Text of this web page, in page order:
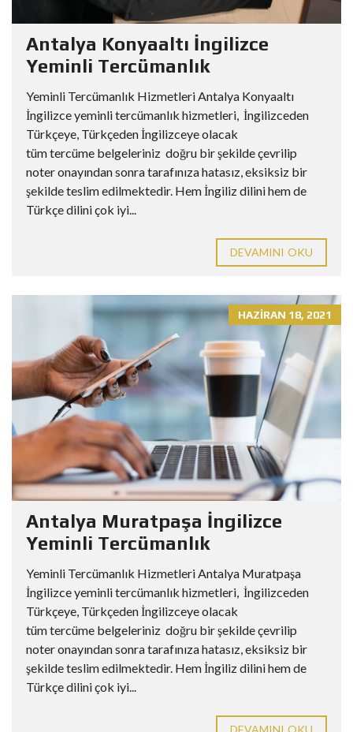
Antalya Konyaaltı İngilizce
Yeminli Tercümanlık
Yeminli Tercümanlık Hizmetleri Antalya Konyaaltı
İngilizce yeminli tercümanlık hizmetleri, İngilizceden
Türkçeye, Türkçeden İngilizceye olacak
tüm tercüme belgeleriniz doğru bir şekilde çevrilip
noter onayından sonra tarafınıza hatasız, eksiksiz bir
şekilde teslim edilmektedir. Hem İngiliz dilini hem de
Türkçe dilini çok iyi...
DEVAMINI OKU
HAZIRAN 18, 2021
Antalya Muratpaşa İngilizce
Yeminli Tercümanlık
Yeminli Tercümanlık Hizmetleri Antalya Muratpaşa
İngilizce yeminli tercümanlık hizmetleri, İngilizceden
Türkçeye, Türkçeden İngilizceye olacak
tüm tercüme belgeleriniz doğru bir şekilde çevrilip
noter onayından sonra tarafınıza hatasız, eksiksiz bir
şekilde teslim edilmektedir. Hem İngiliz dilini hem de
Türkçe dilini çok iyi...
DEVAMINI OKU